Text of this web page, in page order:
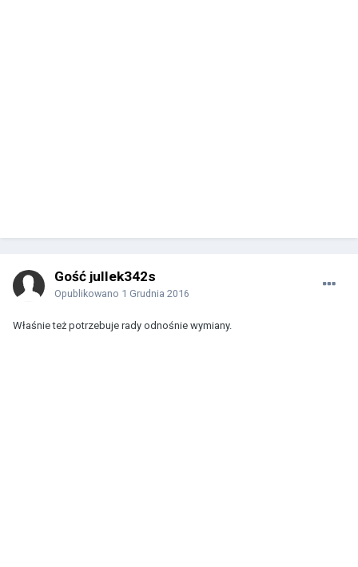
Gość jullek342s
Opublikowano 1 Grudnia 2016
Właśnie też potrzebuje rady odnośnie wymiany.